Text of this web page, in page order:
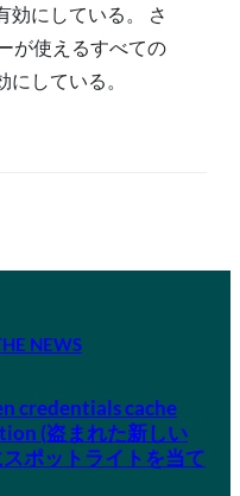
効にしている。 さ
が使えるすべての
している。
NEWS
credentials cache
(盗まれた新しい
ポットライトを当て